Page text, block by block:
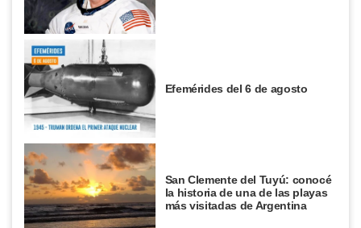
Efemérides del 6 de agosto
San Clemente del Tuyú: conocé
la historia de una de las playas
más visitadas de Argentina